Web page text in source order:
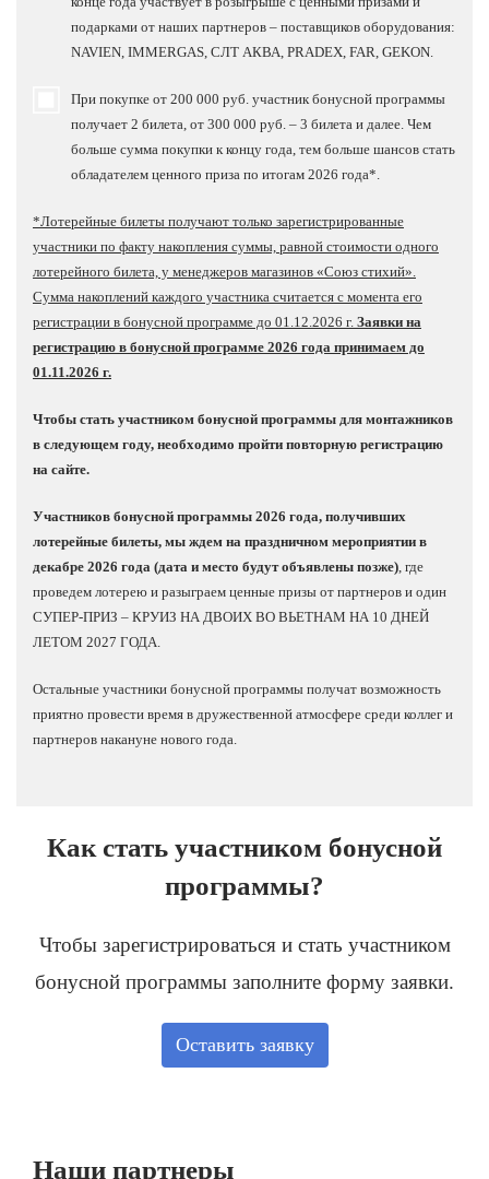
подарками от наших партнеров – поставщиков оборудования:
NAVIEN, IMMERGAS, СЛТ АКВА, PRADEX, FAR, GEKON.
При покупке от 200 000 руб. участник бонусной программы
получает 2 билета, от 300 000 руб. – 3 билета и далее. Чем
больше сумма покупки к концу года, тем больше шансов стать
обладателем ценного приза по итогам 2026 года*.
*Лотерейные билеты получают только зарегистрированные
участники по факту накопления суммы, равной стоимости одного
лотерейного билета, у менеджеров магазинов «Союз стихий».
Сумма накоплений каждого участника считается с момента его
регистрации в бонусной программе до 01.12.2026 г. Заявки на
регистрацию в бонусной программе 2026 года принимаем до
01.11.2026 г.
Чтобы стать участником бонусной программы для монтажников
в следующем году, необходимо пройти повторную регистрацию
на сайте.
Участников бонусной программы 2026 года, получивших
лотерейные билеты, мы ждем на праздничном мероприятии в
декабре 2026 года (дата и место будут объявлены позже), где
проведем лотерею и разыграем ценные призы от партнеров и один
СУПЕР-ПРИЗ – КРУИЗ НА ДВОИХ ВО ВЬЕТНАМ НА 10 ДНЕЙ
ЛЕТОМ 2027 ГОДА.
Остальные участники бонусной программы получат возможность
приятно провести время в дружественной атмосфере среди коллег и
партнеров накануне нового года.
Как стать участником бонусной
программы?
Чтобы зарегистрироваться и стать участником
бонусной программы заполните форму заявки.
Оставить заявку
Наши партнеры